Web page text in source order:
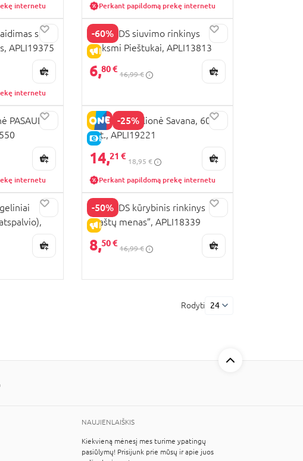
internetu Perkant papildomą prekę internetu
su
APLI19375
internetu
-60%
IŠPARDAVIMAS
APLI KIDS siuvimo rinkinys
Linksmi Pieštukai, APLI13813
6,80 €
16,99 €
PASAULIO
internetu
-25%
E-KAINA
APLI KIDS dėlionė Savana, 60
det., APLI19221
14,21 €
18,95 €
Perkant papildomą prekę internetu
-50%
IŠPARDAVIMAS
APLI KIDS kūrybinis rinkinys
„Raštų menas”, APLI18339
8,50 €
16,99 €
Rodyti 24
NAUJIENLAIŠKIS
Kiekvieną mėnesį mes turime ypatingų
pasiūlymų! Prisijunk prie mūsų ir apie juos